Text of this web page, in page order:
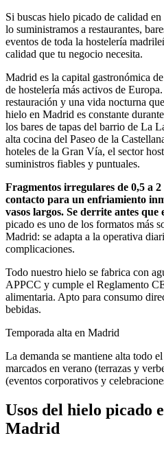
Si buscas hielo picado de calidad en
lo suministramos a restaurantes,
eventos de toda la hostelería
calidad que tu negocio necesita.
Madrid es la capital gastronómica
de hostelería más activos de
restauración y una vida nocturna
hielo en Madrid es constante
los bares de tapas del barrio de La
alta cocina del Paseo de la
hoteles de la Gran Vía, el sector
suministros fiables y puntuales.
Fragmentos irregulares de 0,5 a
contacto para un enfriamiento
vasos largos. Se derrite antes que
picado es uno de los formatos más
Madrid: se adapta a la operativa
complicaciones.
Todo nuestro hielo se fabrica con
APPCC y cumple el Reglamento
alimentaria. Apto para consumo
bebidas.
Temporada alta en Madrid
La demanda se mantiene alta todo
marcados en verano (terrazas y
(eventos corporativos y
Usos del hielo picado
Madrid